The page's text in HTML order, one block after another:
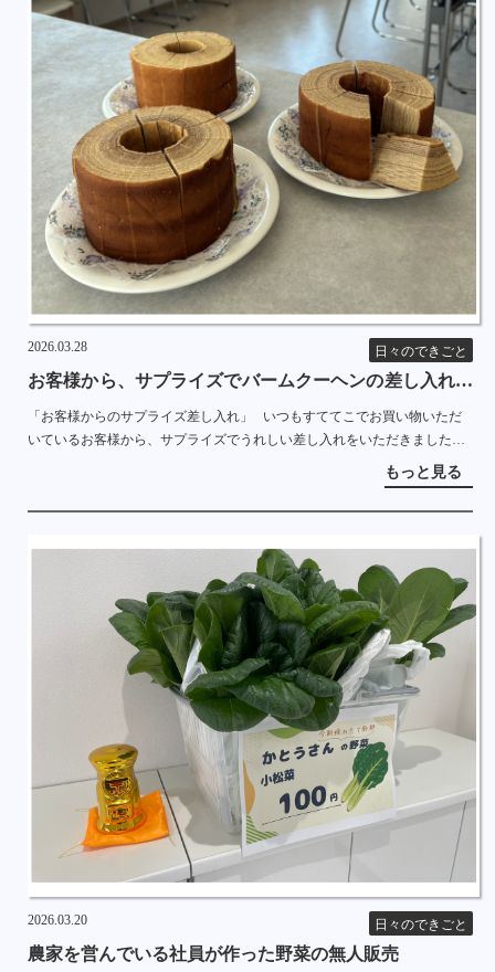
日々のできごと
2026.03.28
お客様から、サプライズでバームクーヘンの差し入れを
いただきました
「お客様からのサプライズ差し入れ」 いつもすててこでお買い物いただ
いているお客様から、サプライズでうれしい差し入れをいただきました。
なんと、めっちゃでっかいバームクーヘン３つ！！ お客様から […]
もっと見る
日々のできごと
2026.03.20
農家を営んでいる社員が作った野菜の無人販売